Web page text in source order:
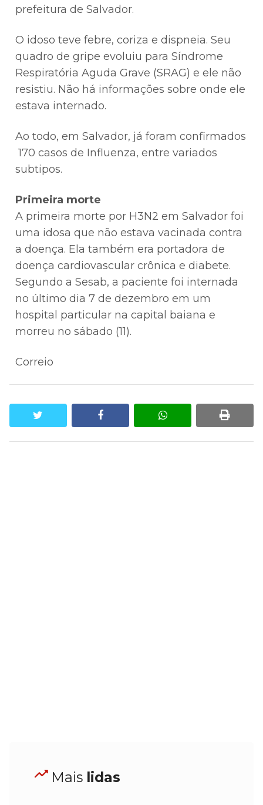
prefeitura de Salvador.
O idoso teve febre, coriza e dispneia. Seu
quadro de gripe evoluiu para Síndrome
Respiratória Aguda Grave (SRAG) e ele não
resistiu. Não há informações sobre onde ele
estava internado.
Ao todo, em Salvador, já foram confirmados
170 casos de Influenza, entre variados
subtipos.
Primeira morte
A primeira morte por H3N2 em Salvador foi
uma idosa que não estava vacinada contra
a doença. Ela também era portadora de
doença cardiovascular crônica e diabete.
Segundo a Sesab, a paciente foi internada
no último dia 7 de dezembro em um
hospital particular na capital baiana e
morreu no sábado (11).
Correio
facebook whatsapp print
Mais lidas